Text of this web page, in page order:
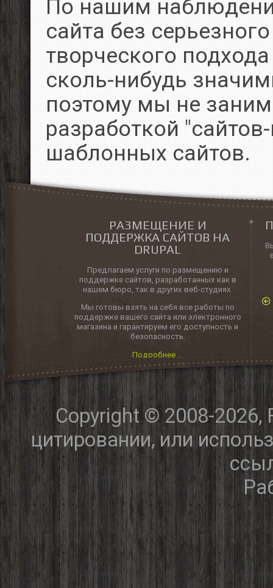
По нашим
сайта без
творческого
сколь-нибудь
поэтому мы не
разработкой
шаблонных сайтов.
РАЗМЕЩЕНИЕ И
ПОДДЕРЖКА САЙТОВ НА
DRUPAL
Предлагаем услуги по размещению и
поддержке сайтов, разработанных как в
нашем бюро, так в других веб-студиях.
Мы готовы взять на себя все работы по
поддержке вашего сайта или электронного
магазина и гарантируем его доступность и
безопасность.
Подробнее ...
Copyright © 2008-
цитировании, или